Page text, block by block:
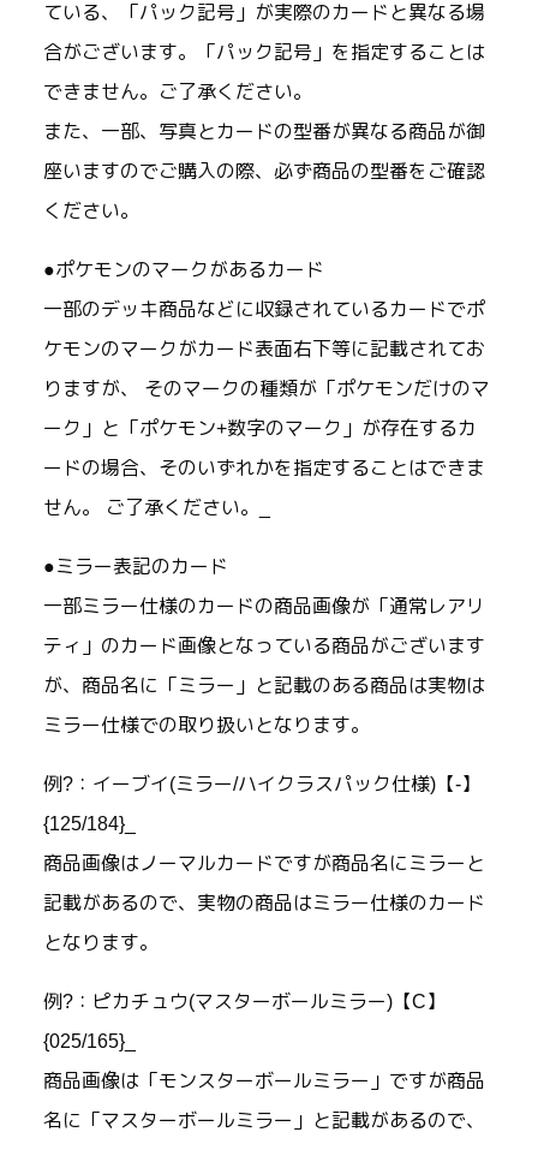
ている、「パック記号」が実際のカードと異なる場
合がございます。「パック記号」を指定することは
できません。ご了承ください。
また、一部、写真とカードの型番が異なる商品が御
座いますのでご購入の際、必ず商品の型番をご確認
ください。
●ポケモンのマークがあるカード
一部のデッキ商品などに収録されているカードでポ
ケモンのマークがカード表面右下等に記載されてお
りますが、 そのマークの種類が「ポケモンだけのマ
ーク」と「ポケモン+数字のマーク」が存在するカ
ードの場合、そのいずれかを指定することはできま
せん。 ご了承ください。_
●ミラー表記のカード
一部ミラー仕様のカードの商品画像が「通常レアリ
ティ」のカード画像となっている商品がございます
が、商品名に「ミラー」と記載のある商品は実物は
ミラー仕様での取り扱いとなります。
例?：イーブイ(ミラー/ハイクラスパック仕様)【-】
{125/184}_
商品画像はノーマルカードですが商品名にミラーと
記載があるので、実物の商品はミラー仕様のカード
となります。
例?：ピカチュウ(マスターボールミラー)【C】
{025/165}_
商品画像は「モンスターボールミラー」ですが商品
名に「マスターボールミラー」と記載があるので、